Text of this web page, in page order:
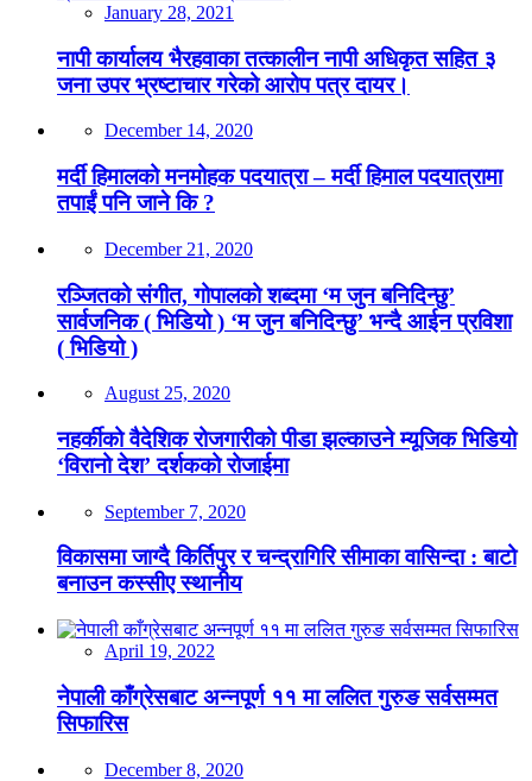
January 28, 2021
नापी कार्यालय भैरहवाका तत्कालीन नापी अधिकृत सहित ३
जना उपर भ्रष्टाचार गरेको आरोप पत्र दायर।
December 14, 2020
मर्दी हिमालको मनमोहक पदयात्रा – मर्दी हिमाल पदयात्रामा
तपाईं पनि जाने कि ?
December 21, 2020
रञ्जितको संगीत, गोपालको शब्दमा ‘म जुन बनिदिन्छु’
सार्वजनिक ( भिडियो ) ‘म जुन बनिदिन्छु’ भन्दै आईन प्रविशा
( भिडियो )
August 25, 2020
नहर्कीको वैदेशिक रोजगारीको पीडा झल्काउने म्यूजिक भिडियो
‘विरानो देश’ दर्शकको रोजाईमा
September 7, 2020
विकासमा जाग्दै किर्तिपुर र चन्द्रागिरि सीमाका वासिन्दा : बाटो
बनाउन कस्सीए स्थानीय
April 19, 2022
नेपाली काँग्रेसबाट अन्नपूर्ण ११ मा ललित गुरुङ सर्वसम्मत
सिफारिस
December 8, 2020